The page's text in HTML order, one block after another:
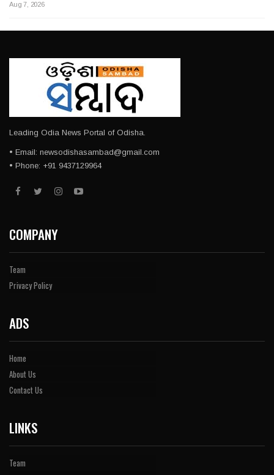
Aug 7, 2026
Leading Odia News Portal of Odisha.
• Email: newsodishasambad@gmail.com
• Phone: +91 9437129964
COMPANY
Team
Privacy Policy
ADS
Home
About Us
Contact Us
LINKS
Team